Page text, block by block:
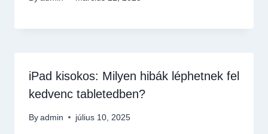
iPad kisokos: Milyen hibák léphetnek fel
kedvenc tabletedben?
By admin július 10, 2025